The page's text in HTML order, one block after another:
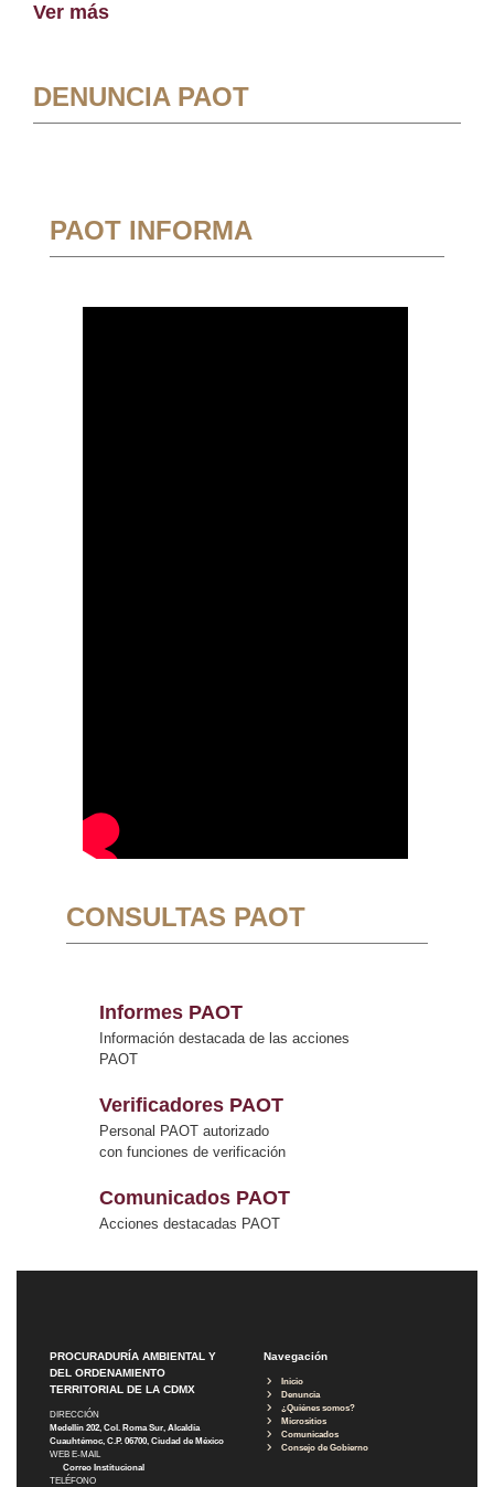
Ver más
DENUNCIA PAOT
PAOT INFORMA
CONSULTAS PAOT
Informes PAOT
Información destacada de las acciones
PAOT
Verificadores PAOT
Personal PAOT autorizado
con funciones de verificación
Comunicados PAOT
Acciones destacadas PAOT
PROCURADURÍA AMBIENTAL Y
DEL ORDENAMIENTO
TERRITORIAL DE LA CDMX
DIRECCIÓN
Medellín 202, Col. Roma Sur, Alcaldía
Cuauhtémoc, C.P. 06700, Ciudad de México
WEB E-MAIL
Correo Institucional
TELÉFONO
Navegación
Inicio
Denuncia
¿Quiénes somos?
Micrositios
Comunicados
Consejo de Gobierno